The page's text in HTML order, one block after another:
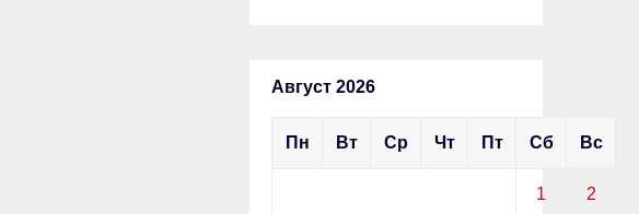
Август 2026
Пн Вт Ср Чт Пт Сб Вс
1 2